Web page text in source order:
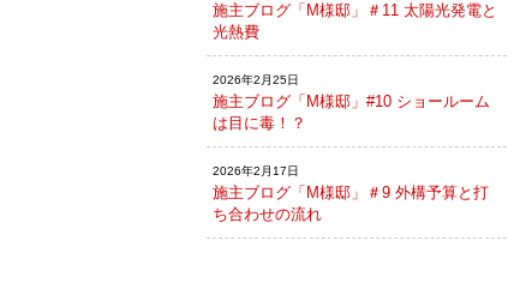
施主ブログ「M様邸」＃11 太陽光発電と
光熱費
2026年2月25日
施主ブログ「M様邸」#10 ショールーム
は目に毒！？
2026年2月17日
施主ブログ「M様邸」＃9 外構予算と打
ち合わせの流れ